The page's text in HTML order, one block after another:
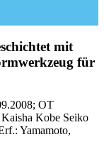
mit
für
OT
Kobe Seiko
Yamamoto,